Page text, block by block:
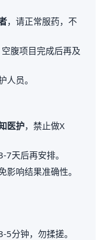
，请正常服药，不
空腹项目完成后再及
人员。
医护，禁止做X
7天后再安排。
影响结果准确性。
分钟，勿揉搓。